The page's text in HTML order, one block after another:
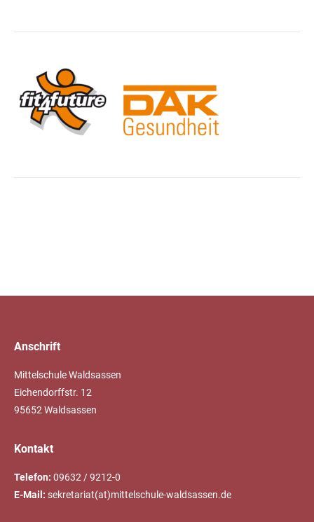
Anschrift
Mittelschule Waldsassen
Eichendorffstr. 12
95652 Waldsassen
Kontakt
Telefon: 09632 / 9212-0
E-Mail: sekretariat(at)mittelschule-waldsassen.de